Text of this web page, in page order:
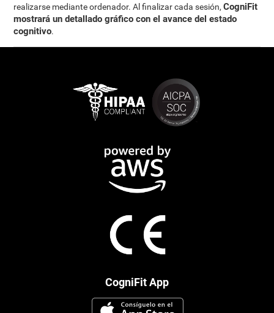
realizarse mediante ordenador. Al finalizar cada sesión,CogniFit
mostrará un detallado gráfico con el avance del estado
cognitivo.
CogniFit App